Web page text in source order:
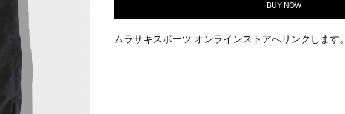
BUY NOW
ムラサキスポーツ オンラインストアへリンクします。